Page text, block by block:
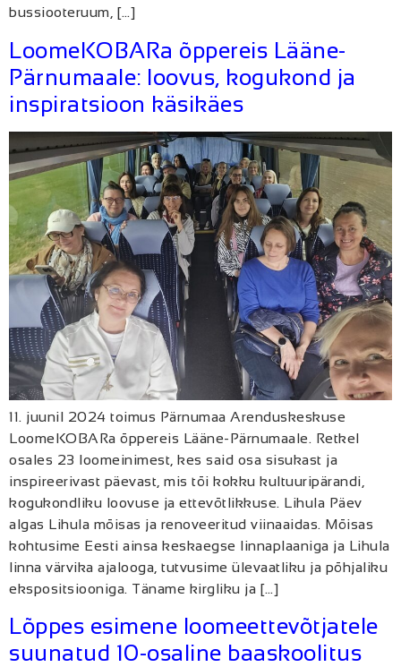
bussiooteruum, […]
LoomeKOBARa õppereis Lääne-
Pärnumaale: loovus, kogukond ja
inspiratsioon käsikäes
11. juunil 2024 toimus Pärnumaa Arenduskeskuse
LoomeKOBARa õppereis Lääne-Pärnumaale. Retkel
osales 23 loomeinimest, kes said osa sisukast ja
inspireerivast päevast, mis tõi kokku kultuuripärandi,
kogukondliku loovuse ja ettevõtlikkuse. Lihula Päev
algas Lihula mõisas ja renoveeritud viinaaidas. Mõisas
kohtusime Eesti ainsa keskaegse linnaplaaniga ja Lihula
linna värvika ajalooga, tutvusime ülevaatliku ja põhjaliku
ekspositsiooniga. Täname kirgliku ja […]
Lõppes esimene loomeettevõtjatele
suunatud 10-osaline baaskoolitus